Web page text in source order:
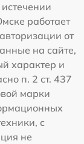
работает
от
на сайте,
характер и
п. 2 ст. 437
марки
с
не